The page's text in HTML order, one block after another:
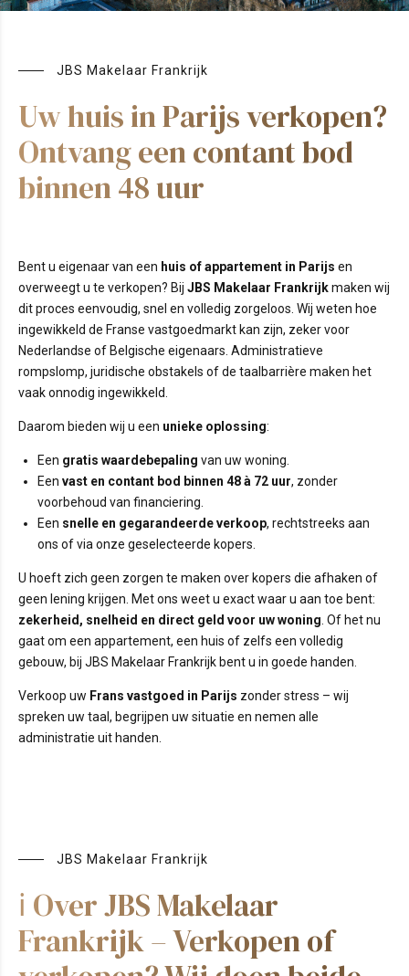
JBS Makelaar Frankrijk
Uw huis in Parijs verkopen?
Ontvang een contant bod
binnen 48 uur
Bent u eigenaar van een huis of appartement in Parijs en
overweegt u te verkopen? Bij JBS Makelaar Frankrijkmaken wij
dit proces eenvoudig, snel en volledig zorgeloos. Wij weten hoe
ingewikkeld de Franse vastgoedmarkt kan zijn, zeker voor
Nederlandse of Belgische eigenaars. Administratieve
rompslomp, juridische obstakels of de taalbarrière maken het
vaak onnodig ingewikkeld.
Daarom bieden wij u een unieke oplossing:
Een gratis waardebepaling van uw woning.
Een vast en contant bod binnen 48 à 72 uur, zonder
voorbehoud van financiering.
Een snelle en gegarandeerde verkoop, rechtstreeks aan
ons of via onze geselecteerde kopers.
U hoeft zich geen zorgen te maken over kopers die afhaken of
geen lening krijgen. Met ons weet u exact waar u aan toe bent:
zekerheid, snelheid en direct geld voor uw woning . Of het nu
gaat om een appartement, een huis of zelfs een volledig
gebouw, bij JBS Makelaar Frankrijk bent u in goede handen.
Verkoop uw Frans vastgoed in Parijs zonder stress – wij
spreken uw taal, begrijpen uw situatie en nemen alle
administratie uit handen.
JBS Makelaar Frankrijk
ℹ️ Over JBS Makelaar
Frankrijk – Verkopen of